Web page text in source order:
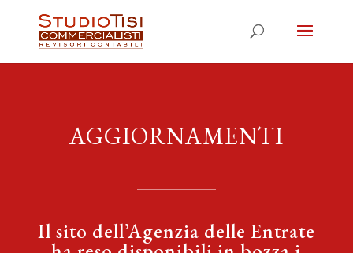
AGGIORNAMENTI
Il sito dell’Agenzia delle Entrate